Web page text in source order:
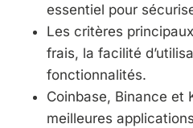
essentiel pour
Les critères
frais, la facilité
fonctionnalités.
Coinbase, Binance et
meilleures